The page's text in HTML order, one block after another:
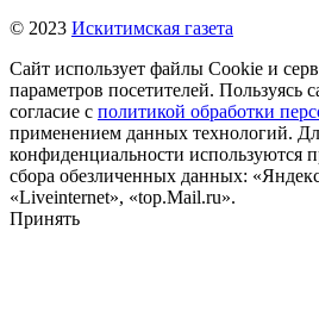
© 2023 Искитимская газета
Сайт использует файлы Cookie и
параметров посетителей. Пользуясь
согласие с политикой обработки
применением данных технологий.
конфиденциальности используются
сбора обезличенных данных:
«Liveinternet», «top.Mail.ru».
Принять